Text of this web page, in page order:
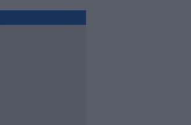
Hôtellerie